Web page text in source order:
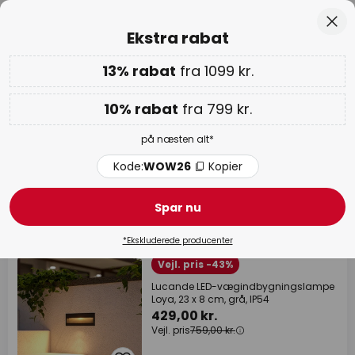
Ekstra rabat: 10% fra 799 kr. | 13% fra 1099 kr.
alt
Kode: WOW26 Kopier
WOW ugen: op til 70%
Indbyggede væglamper udendørs
86 produkter
+ Ekstra mængderabat
Vejl. pris -43%
Lucande LED-vægindbygningslampe
Loya, 23 x 8 cm, grå, IP54
429,00 kr.
Vejl. pris759,00 kr.
Luk
Ekstra rabat
13% rabat fra 1099 kr.
10% rabat fra 799 kr.
på næsten alt*
Kode:WOW26 Kopier
Spar nu
*Ekskluderede producenter